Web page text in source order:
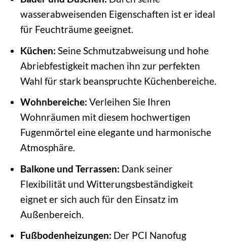
wasserabweisenden Eigenschaften ist er ideal
für Feuchträume geeignet.
Küchen: Seine Schmutzabweisung und hohe
Abriebfestigkeit machen ihn zur perfekten
Wahl für stark beanspruchte Küchenbereiche.
Wohnbereiche: Verleihen Sie Ihren
Wohnräumen mit diesem hochwertigen
Fugenmörtel eine elegante und harmonische
Atmosphäre.
Balkone und Terrassen: Dank seiner
Flexibilität und Witterungsbeständigkeit
eignet er sich auch für den Einsatz im
Außenbereich.
Fußbodenheizungen: Der PCI Nanofug